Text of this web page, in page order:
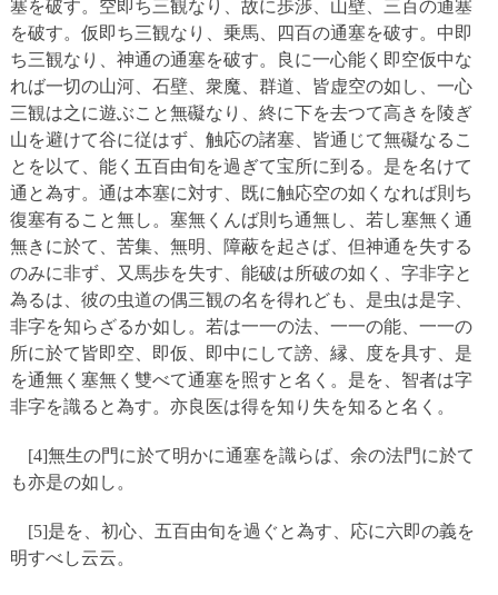
塞を破す。空即ち三観なり、故に歩渉、山壁、三百の通塞
を破す。仮即ち三観なり、乗馬、四百の通塞を破す。中即
ち三観なり、神通の通塞を破す。良に一心能く即空仮中な
れば一切の山河、石壁、衆魔、群道、皆虚空の如し、一心
三観は之に遊ぶこと無礙なり、終に下を去つて高きを陵ぎ
山を避けて谷に従はず、触応の諸塞、皆通じて無礙なるこ
とを以て、能く五百由旬を過ぎて宝所に到る。是を名けて
通と為す。通は本塞に対す、既に触応空の如くなれば則ち
復塞有ること無し。塞無くんば則ち通無し、若し塞無く通
無きに於て、苦集、無明、障蔽を起さば、但神通を失する
のみに非ず、又馬歩を失す、能破は所破の如く、字非字と
為るは、彼の虫道の偶三観の名を得れども、是虫は是字、
非字を知らざるか如し。若は一一の法、一一の能、一一の
所に於て皆即空、即仮、即中にして謗、縁、度を具す、是
を通無く塞無く雙べて通塞を照すと名く。是を、智者は字
非字を識ると為す。亦良医は得を知り失を知ると名く。
[4]無生の門に於て明かに通塞を識らば、余の法門に於て
も亦是の如し。
[5]是を、初心、五百由旬を過ぐと為す、応に六即の義を
明すべし云云。